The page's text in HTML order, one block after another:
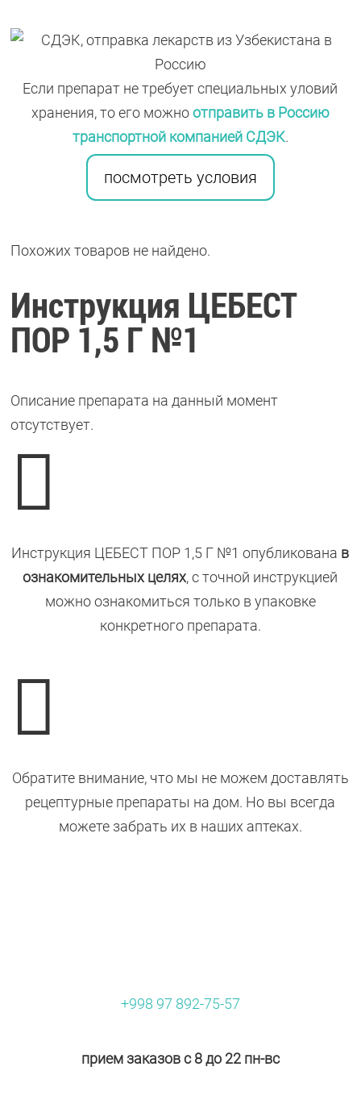
Если препарат не требует специальных уловий
хранения, то его можноотправить в Россию
транспортной компанией СДЭК.
посмотреть условия
Похожих товаров не найдено.
Инструкция ЦЕБЕСТ
ПОР 1,5 Г №1
Описание препарата на данный момент
отсутствует.

Инструкция ЦЕБЕСТ ПОР 1,5 Г №1 опубликована в
ознакомительных целях, с точной инструкцией
можно ознакомиться только в упаковке
конкретного препарата.

Обратите внимание, что мы не можем доставлять
рецептурные препараты на дом. Но вы всегда
можете забрать их в наших аптеках.
+998 97 892-75-57
прием заказов с 8 до 22 пн-вс